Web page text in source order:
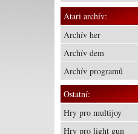
Atari archív:
Archív her
Archív dem
Archív programů
Ostatní:
Hry pro multijoy
Hry pro light gun